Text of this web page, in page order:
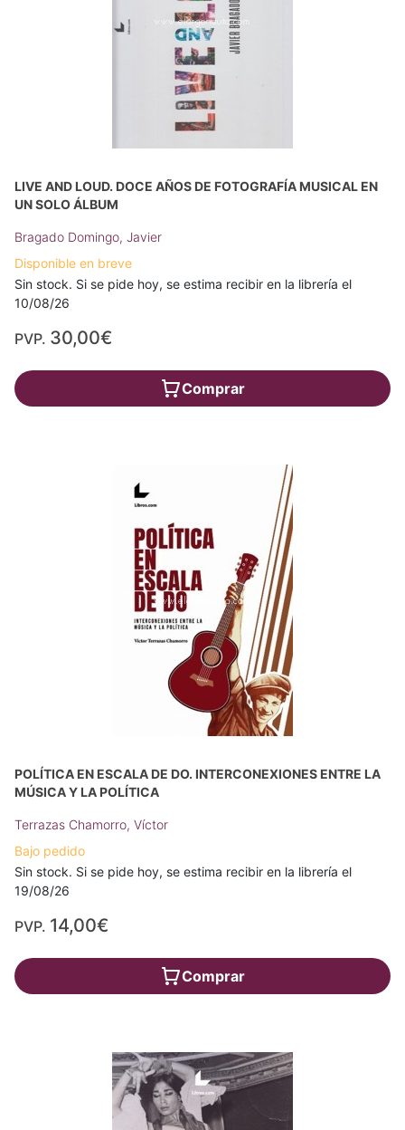
LIVE AND LOUD. DOCE AÑOS DE FOTOGRAFÍA MUSICAL EN
UN SOLO ÁLBUM
Bragado Domingo, Javier
Disponible en breve
Sin stock. Si se pide hoy, se estima recibir en la librería el
10/08/26
PVP. 30,00€
Comprar
POLÍTICA EN ESCALA DE DO. INTERCONEXIONES ENTRE LA
MÚSICA Y LA POLÍTICA
Terrazas Chamorro, Víctor
Bajo pedido
Sin stock. Si se pide hoy, se estima recibir en la librería el
19/08/26
PVP. 14,00€
Comprar